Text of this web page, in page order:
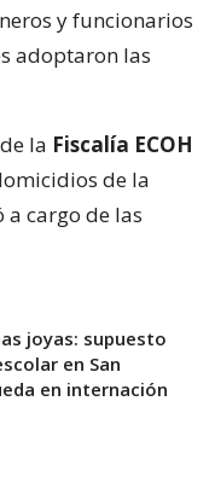
y funcionarios
adoptaron las
la Fiscalía ECOH
de la
a cargo de las
joyas: supuesto
en San
en internación